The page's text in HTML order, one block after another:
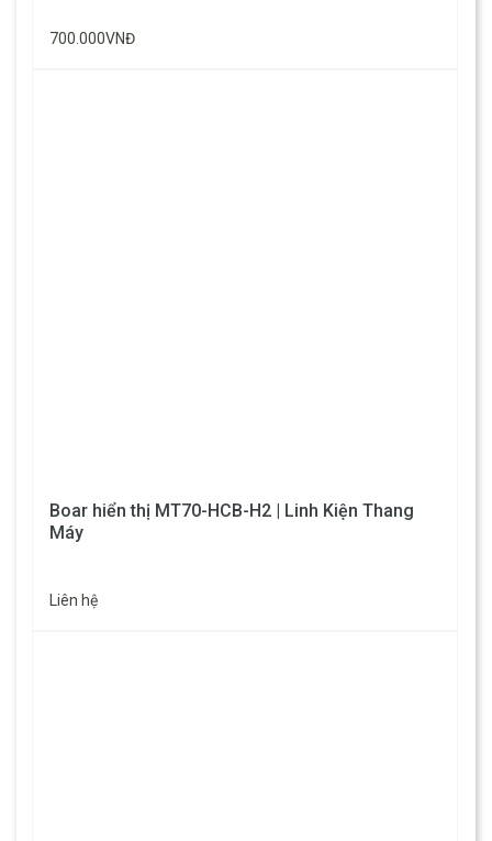
700.000VNĐ
Boar hiển thị MT70-HCB-H2 | Linh Kiện Thang
Máy
Liên hệ